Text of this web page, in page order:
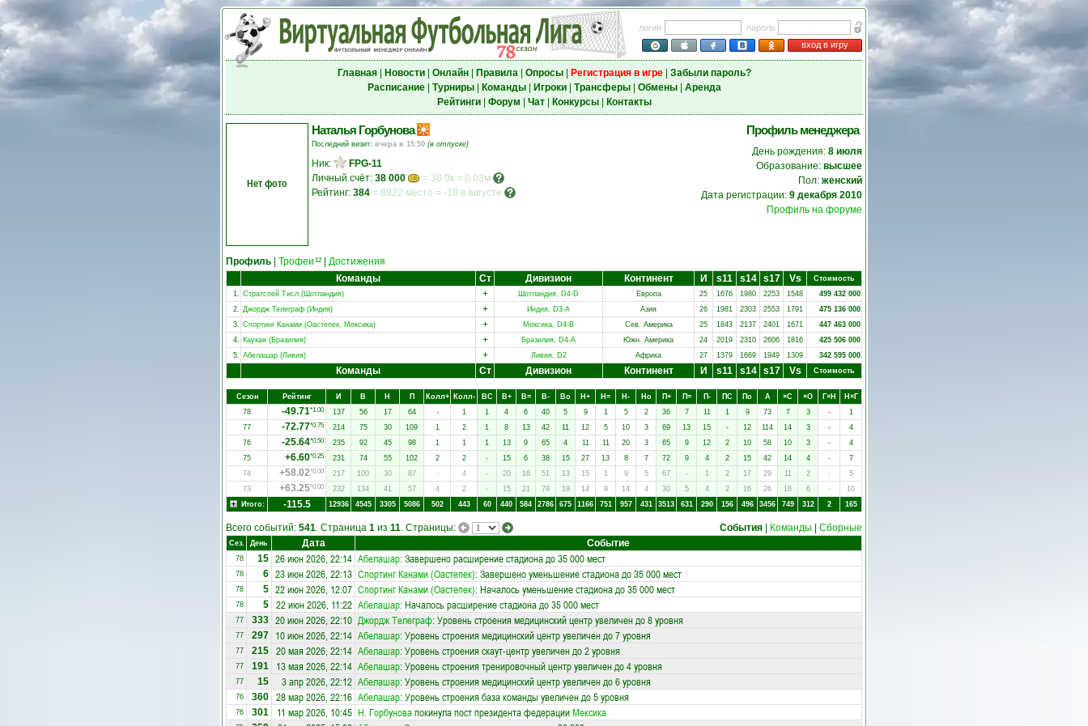
логин
пароль
вход в игру
Главная| Новости| Онлайн| Правила| Опросы| Регистрация в игре| Забыли пароль?
Расписание| Турниры| Команды| Игроки| Трансферы| Обмены| Аренда
Рейтинги| Форум Чат| Конкурсы| Контакты
Нет фото
Наталья Горбунова
Последний визит: вчера в 15:50 (в отпуске)
Ник:
FPG-11
Личный счёт: 38 000
= 38.0к = 0.03м
Рейтинг: 384 = 8822 место = -18 в августе
Профиль менеджера
День рождения: 8 июля
Образование: высшее
Пол: женский
Дата регистрации: 9 декабря 2010
Профиль на форуме
Профиль Трофеи 12
Достижения
Команды
Ст Дивизион Континент И s11 s14 s17 Vs
Стоимость
1. Стратспей Тисл (Шотландия) + Шотландия, D4-D Европа 25 1676 1980 2253 1548
499 432 000
2. Джордж Телеграф (Индия) + Индия, D3-A Азия 26 1981 2303 2553 1791
475 136 000
3. Спортинг Канами (Оастепек, Мексика) + Мексика, D4-B Сев. Америка 25 1843 2137 2401 1671
447 463 000
4. Каукая (Бразилия) + Бразилия, D4-A Южн. Америка 24 2019 2310 2606 1816
425 506 000
5. Абелашар (Ливия) + Ливия, D2 Африка 27 1379 1669 1949 1309 342 595 000
Команды Ст Дивизион Континент И s11 s14 s17 Vs Стоимость
Сезон Рейтинг И В Н П Колл+ Колл- ВC В+ В= В- Вo Н+ Н= Н- Нo П+ П= П- ПC Пo А ×C ×O Г×Н
Н×Г
78
-49.71*1.00 137 56 17 64 - 1 1 4 6 40 5 9 1 5 2 36 7 11 1 9 73 7 3 -
1
77
-72.77*0.75 214 75 30 109 1 2 1 8 13 42 11 12 5 10 3 69 13 15 - 12 114 14 3 -
4
76
-25.64*0.50 235 92 45 98 1 1 1 13 9 65 4 11 11 20 3 65 9 12 2 10 58 10 3 -
4
75
+6.60*0.25 231 74 55 102 2 2 - 15 6 38 15 27 13 8 7 72 9 4 2 15 42 14 4 -
7
74
+58.02*0.00 217 100 30 87 - 4 - 20 16 51 13 15 1 9 5 67 - 1 2 17 29 11 2 -
5
73
+63.25*0.00 232 134 41 57 4 2 - 15 21 79 19 14 9 14 4 30 5 4 2 16 26 16 6 -
10
Итого:
-115.5 12936 4545 3305 5086 502 443 60 440 584 2786 675 1166 751 957 431 3513 631 290 156 496 3456 749 312 2 165
Всего событий: 541. Страница 1 из 11. Страницы: События Команды Сборные
Сез. День Дата Событие
78 15 26 июн 2026, 22:14 Абелашар: Завершено расширение стадиона до 35 000 мест
78 6 23 июн 2026, 22:13 Спортинг Канами (Оастепек): Завершено уменьшение стадиона до 35 000 мест
78 5 22 июн 2026, 12:07 Спортинг Канами (Оастепек): Началось уменьшение стадиона до 35 000 мест
78 5 22 июн 2026, 11:22 Абелашар: Началось расширение стадиона до 35 000 мест
77 333 20 июн 2026, 22:10 Джордж Телеграф: Уровень строения медицинский центр увеличен до 8 уровня
77 297 10 июн 2026, 22:14 Абелашар: Уровень строения медицинский центр увеличен до 7 уровня
77 215 20 мая 2026, 22:14 Абелашар: Уровень строения скаут-центр увеличен до 2 уровня
77 191 13 мая 2026, 22:14 Абелашар: Уровень строения тренировочный центр увеличен до 4 уровня
77 15 3 апр 2026, 22:12 Абелашар: Уровень строения медицинский центр увеличен до 6 уровня
76 360 28 мар 2026, 22:16 Абелашар: Уровень строения база команды увеличен до 5 уровня
76 301 11 мар 2026, 10:45 Н. Горбуновапокинула пост президента федерацииМексика